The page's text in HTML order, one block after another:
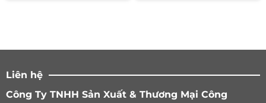
Liên hệ
Công Ty TNHH Sản Xuất & Thương Mại Công